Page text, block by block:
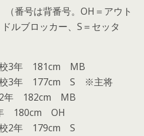
（番号は背番号。OH＝アウト
ルブロッカー、S＝セッタ
校3年 181cm MB
校3年 177cm S ※主将
2年 182cm MB
180cm OH
校2年 179cm S